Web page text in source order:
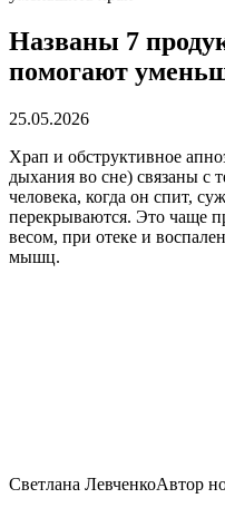
Названы 7
помогают
25.05.2026
Храп и обструктивное
дыхания во сне) связаны с
человека, когда он спит,
перекрываются. Это чаще
весом, при отеке и
мышц.
Светлана ЛевченкоАвтор